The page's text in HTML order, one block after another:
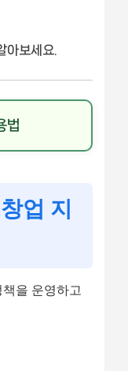
아보세요.
법
업 지
을 운영하고